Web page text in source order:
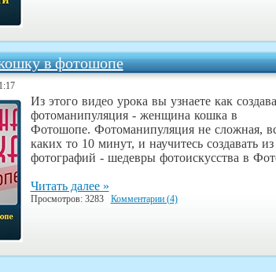
в фотошопе
Из этого видео урока вы узнаете как
фотоманипуляция - женщина кошка в
Фотошопе. Фотоманипуляцияне сложная,
каких то 10 минут, и научитесь создавать
фотографий - шедевры фотоискусства в
Читать далее »
Просмотров: 3283 Комментарии (4)